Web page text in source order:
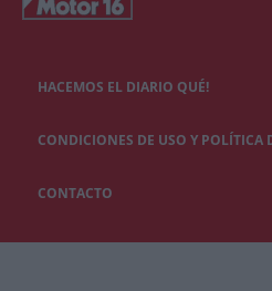
HACEMOS EL DIARIO QUÉ!
CONDICIONES DE USO Y POLÍTICA
CONTACTO